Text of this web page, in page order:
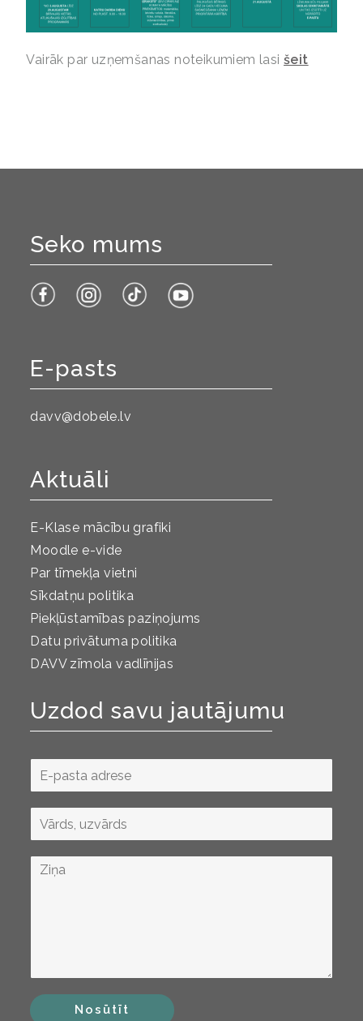
Vairāk par uzņemšanas noteikumiem lasišeit
Seko mums
E-pasts
davv@dobele.lv
Aktuāli
E-Klase mācību grafiki
Moodle e-vide
Par tīmekļa vietni
Sīkdatņu politika
Piekļūstamības paziņojums
Datu privātuma politika
DAVV zīmola vadlīnijas
Uzdod savu jautājumu
Nosūtīt